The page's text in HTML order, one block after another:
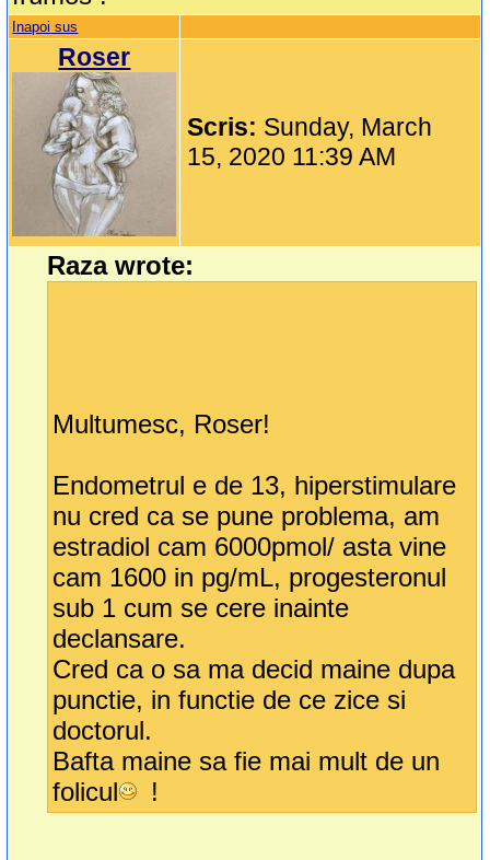
Inapoi sus
Roser
Scris: Sunday, March
15, 2020 11:39 AM
Raza wrote:
Multumesc, Roser!
Endometrul e de 13, hiperstimulare
nu cred ca se pune problema, am
estradiol cam 6000pmol/ asta vine
cam 1600 in pg/mL, progesteronul
sub 1 cum se cere inainte
declansare.
Cred ca o sa ma decid maine dupa
punctie, in functie de ce zice si
doctorul.
Bafta maine sa fie mai mult de un
folicul
!